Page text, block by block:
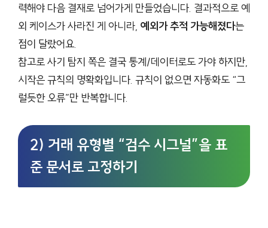
력해야 다음 결재로 넘어가게 만들었습니다. 결과적으로 예
외 케이스가 사라진 게 아니라, 예외가 추적 가능해졌다는
점이 달랐어요.
참고로 사기 탐지 쪽은 결국 통계/데이터로도 가야 하지만,
시작은 규칙의 명확화입니다. 규칙이 없으면 자동화도 “그
럴듯한 오류”만 반복합니다.
2) 거래 유형별 “검수 시그널”을 표
준 문서로 고정하기